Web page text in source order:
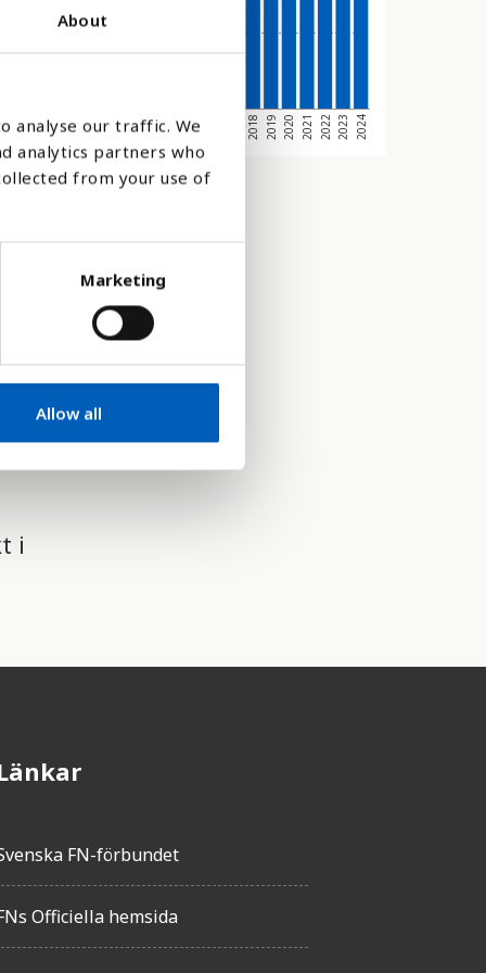
About
analyse our traffic. We
analytics partners who
from your use of
Marketing
Allow all
2005 200620072008 20092010201120122013 20142015 2018 2019 2020 2021 2022 2023 2024
i
FN-förbundet
Officiella hemsida